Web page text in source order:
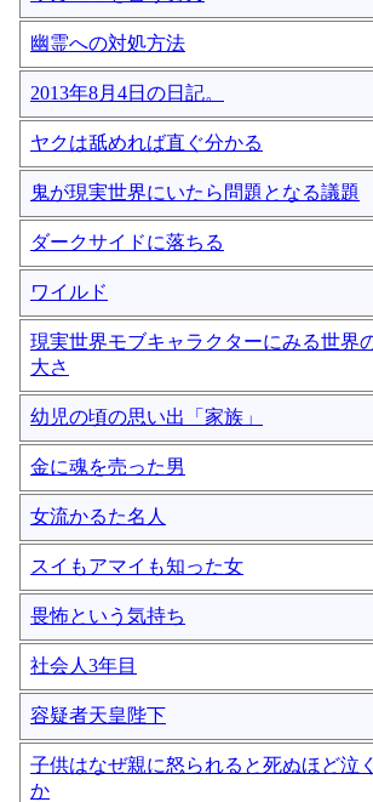
幽霊への対処方法
2013年8月4日の日記。
ヤクは舐めれば直ぐ分かる
鬼が現実世界にいたら問題となる議題
ダークサイドに落ちる
ワイルド
現実世界モブキャラクターにみる世界
大さ
幼児の頃の思い出「家族」
金に魂を売った男
女流かるた名人
スイもアマイも知った女
畏怖という気持ち
社会人3年目
容疑者天皇陛下
子供はなぜ親に怒られると死ぬほど泣
か